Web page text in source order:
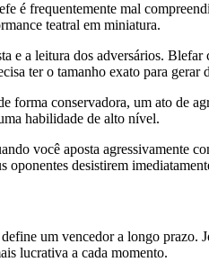
é frequentemente mal
teatral em miniatura.
e a leitura dos adversários.
ter o tamanho exato para gerar
forma conservadora, um ato de
habilidade de alto nível.
você aposta agressivamente
desistirem
um vencedor a longo
lucrativa a cada momento.